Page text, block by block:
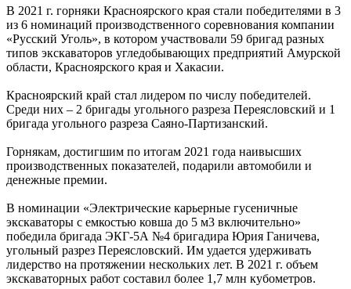
В 2021 г. горняки Красноярского края стали победителями в 3
из 6 номинаций производственного соревнования компании
«Русский Уголь», в котором участвовали 59 бригад разных
типов экскаваторов угледобывающих предприятий Амурской
области, Красноярского края и Хакасии.
Красноярский край стал лидером по числу победителей.
Среди них – 2 бригады угольного разреза Переясловский и 1
бригада угольного разреза Саяно-Партизанский.
Горнякам, достигшим по итогам 2021 года наивысших
производственных показателей, подарили автомобили и
денежные премии.
В номинации «Электрические карьерные гусеничные
экскаваторы с емкостью ковша до 5 м3 включительно»
победила бригада ЭКГ-5А №4 бригадира Юрия Ганичева,
угольный разрез Переясловский. Им удается удерживать
лидерство на протяжении нескольких лет. В 2021 г. объем
экскаваторных работ составил более 1,7 млн кубометров.